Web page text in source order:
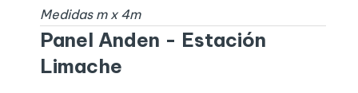
Medidas m x 4m
Panel Anden - Estación
Limache